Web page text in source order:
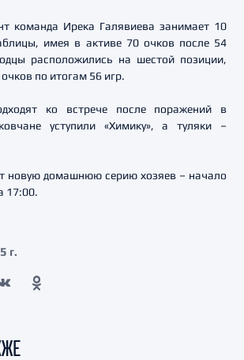
команда Ирека Галявиева занимает 10
имея в активе 70 очков после 54
расположились на шестой позиции,
по итогам 56 игр.
ко встрече после поражений в
уступили «Химику», а туляки –
новую домашнюю серию хозяев – начало
17:00.
г.